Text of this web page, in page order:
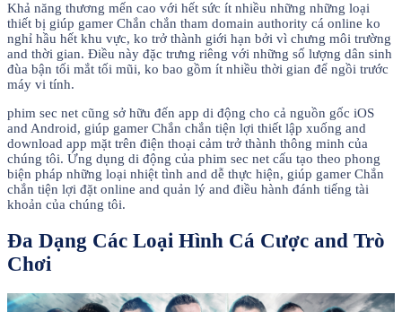
Khả năng thương mến cao với hết sức ít nhiều những những loại
thiết bị giúp gamer Chắn chắn tham domain authority cá online ko
nghỉ hầu hết khu vực, ko trở thành giới hạn bởi vì chưng môi trường
and thời gian. Điều này đặc trưng riêng với những số lượng dân sinh
đùa bận tối mắt tối mũi, ko bao gồm ít nhiều thời gian để ngồi trước
máy vi tính.
phim sec net cũng sở hữu đến app di động cho cả nguồn gốc iOS
and Android, giúp gamer Chắn chắn tiện lợi thiết lập xuống and
download app mặt trên điện thoại cảm trở thành thông minh của
chúng tôi. Ứng dụng di động của phim sec net cấu tạo theo phong
biện pháp những loại nhiệt tình and dễ thực hiện, giúp gamer Chắn
chắn tiện lợi đặt online and quản lý and điều hành đánh tiếng tài
khoản của chúng tôi.
Đa Dạng Các Loại Hình Cá Cược and Trò
Chơi